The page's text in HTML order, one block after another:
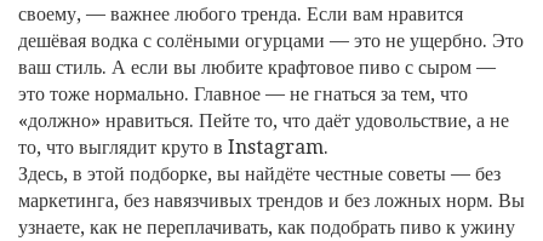
своему, — важнее любого тренда. Если вам нравится
дешёвая водка с солёными огурцами — это не ущербно. Это
ваш стиль. А если вы любите крафтовое пиво с сыром —
это тоже нормально. Главное — не гнаться за тем, что
«должно» нравиться. Пейте то, что даёт удовольствие, а не
то, что выглядит круто в Instagram.
Здесь, в этой подборке, вы найдёте честные советы — без
маркетинга, без навязчивых трендов и без ложных норм. Вы
узнаете, как не переплачивать, как подобрать пиво к ужину